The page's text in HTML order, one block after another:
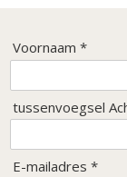
Voornaam *
tussenvoegsel
E-mailadres *